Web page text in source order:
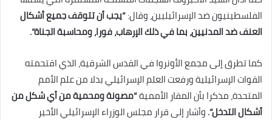
الفلسطينيون ضد الإسرائيليين، وقال:“يجب أن تتوقف جميع أشكال
العنف ضد المدنيين، بما في ذلك الإرهاب، فورا، ومحاسبة الجناة”.
كما تطرق إلى مجمع الأونروا في القدس الشرقية، الذي اقتحمته
القوات الإسرائيلية ورفعت العلم الإسرائيلي بدلا من علم الأمم
المتحدة، مذكرا بأن المقار الأممية“مصونة ومحمية من أي شكل من
أشكال التدخل”.وأشار إلى قرار مجلس الوزراء الإسرائيلي الأخير